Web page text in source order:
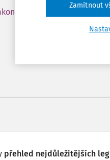
Možnost využít
přehled nejdůležitějších
Zamítnout